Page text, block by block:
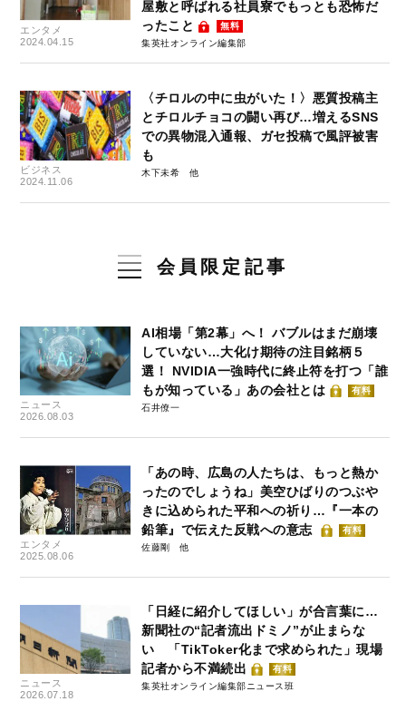
エンタメ
2024.04.15
屋敷と呼ばれる社員寮でもっとも恐怖だ
ったこと
無料
集英社オンライン編集部
ビジネス
2024.11.06
〈チロルの中に虫がいた！〉悪質投稿主
とチロルチョコの闘い再び…増えるSNS
での異物混入通報、ガセ投稿で風評被害
も
木下未希
会員限定記事
ニュース
2026.08.03
AI相場「第2幕」へ！ バブルはまだ崩壊
していない…大化け期待の注目銘柄５
選！ NVIDIA一強時代に終止符を打つ「誰
もが知っている」あの会社とは
有料
石井僚一
エンタメ
2025.08.06
「あの時、広島の人たちは、もっと熱か
ったのでしょうね」美空ひばりのつぶや
きに込められた平和への祈り…『一本の
鉛筆』で伝えた反戦への意志
有料
佐藤剛
ニュース
2026.07.18
「日経に紹介してほしい」が合言葉に…
新聞社の“記者流出ドミノ”が止まらな
い 「TikToker化まで求められた」現場
記者から不満続出
有料
集英社オンライン編集部ニュース班